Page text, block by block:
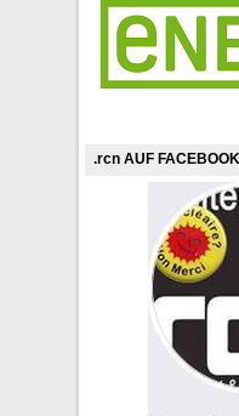
.rcn AUF FACEBOOK